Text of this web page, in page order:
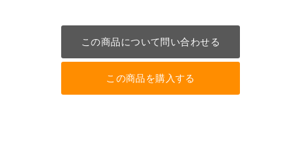
この商品について問い合わせる
この商品を購入する